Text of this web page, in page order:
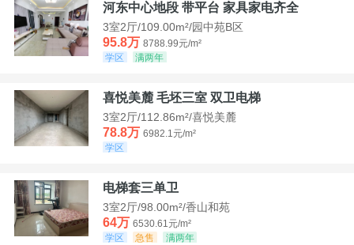
河东中心地段 带平台 家具家电齐全
3室2厅/109.00m²/园中苑B区
95.8万 8788.99元/m²
学区
满两年
喜悦美麓 毛坯三室 双卫电梯
3室2厅/112.86m²/喜悦美麓
78.8万 6982.1元/m²
学区
电梯套三单卫
3室2厅/98.00m²/香山和苑
64万 6530.61元/m²
学区
急售 满两年